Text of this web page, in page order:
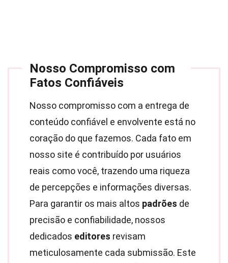
Nosso Compromisso com
Fatos Confiáveis
Nosso compromisso com a entrega de
conteúdo confiável e envolvente está no
coração do que fazemos. Cada fato em
nosso site é contribuído por usuários
reais como você, trazendo uma riqueza
de percepções e informações diversas.
Para garantir os mais altos padrões de
precisão e confiabilidade, nossos
dedicados editores revisam
meticulosamente cada submissão. Este